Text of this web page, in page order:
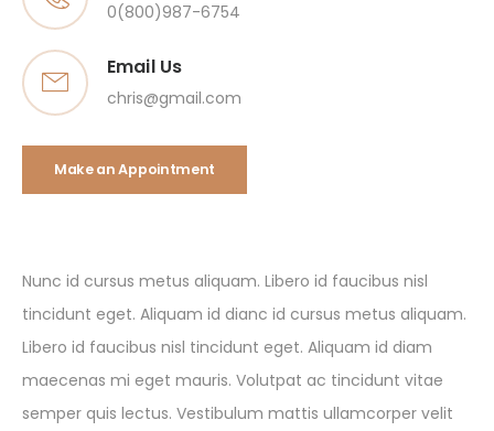
0(800)987-6754
Email Us
chris@gmail.com
Make an Appointment
Nunc id cursus metus aliquam. Libero id faucibus nisl
tincidunt eget. Aliquam id dianc id cursus metus aliquam.
Libero id faucibus nisl tincidunt eget. Aliquam id diam
maecenas mi eget mauris. Volutpat ac tincidunt vitae
semper quis lectus. Vestibulum mattis ullamcorper velit